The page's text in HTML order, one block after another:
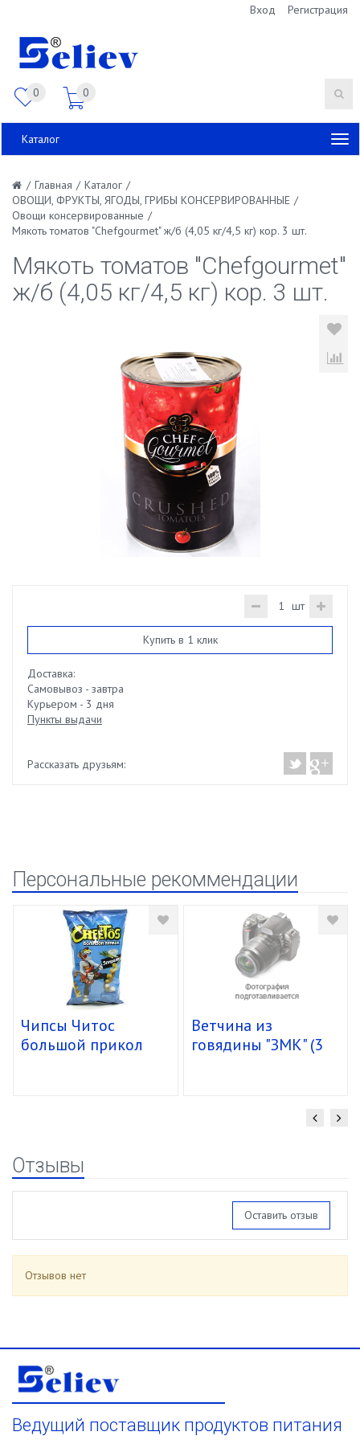
Вход Регистрация
0 0
Каталог
/ Главная / Каталог /
ОВОЩИ, ФРУКТЫ, ЯГОДЫ, ГРИБЫ КОНСЕРВИРОВАННЫЕ /
Овощи консервированные /
Мякоть томатов "Chefgourmet" ж/б (4,05 кг/4,5 кг) кор. 3 шт.
Мякоть томатов "Chefgourmet"
ж/б (4,05 кг/4,5 кг) кор. 3 шт.
шт
Купить в 1 клик
Доставка:
Самовывоз - завтра
Курьером - 3 дня
Пункты выдачи
Рассказать друзьям:
Персональные рекоммендации
Чипсы Читос
большой прикол
Ветчина из
говядины "ЗМК" (3
Отзывы
Оставить отзыв
Отзывов нет
Ведущий поставщик продуктов питания